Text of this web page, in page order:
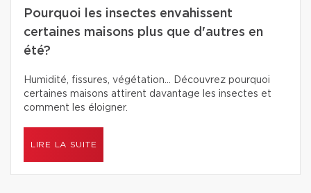
Pourquoi les insectes envahissent
certaines maisons plus que d'autres en
été?
Humidité, fissures, végétation… Découvrez pourquoi
certaines maisons attirent davantage les insectes et
comment les éloigner.
LIRE LA SUITE